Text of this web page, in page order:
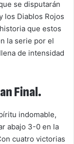
se disputarán
los Diablos Rojos
que estos
la serie por el
de intensidad
Final.
indomable,
abajo 3-0 en la
cuatro victorias